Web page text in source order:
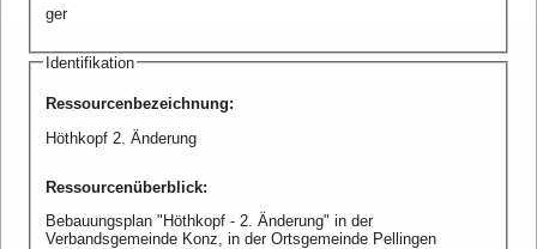
ger
Identifikation
Ressourcenbezeichnung:
Höthkopf 2. Änderung
Ressourcenüberblick:
Bebauungsplan "Höthkopf - 2. Änderung" in der
Verbandsgemeinde Konz, in der Ortsgemeinde Pellingen